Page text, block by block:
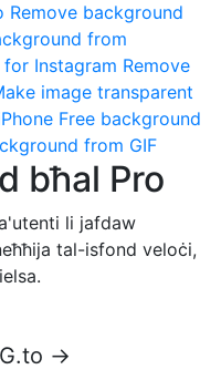
Remove background
from
Instagram Remove
image transparent
Free background
from GIF
bħal Pro
li jafdaw
tal-isfond veloċi,
→